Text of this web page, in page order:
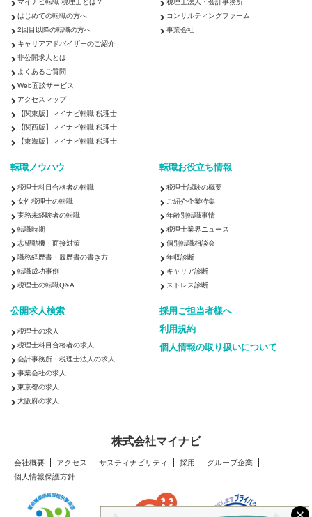
マイナビ転職 税理士とは？
はじめての転職の方へ
2回目以降の転職の方へ
キャリアアドバイザーのご紹介
非公開求人とは
よくあるご質問
Web面談サービス
アクセスマップ
【関東版】マイナビ転職 税理士
【関西版】マイナビ転職 税理士
【東海版】マイナビ転職 税理士
税理士法人・会計事務所
コンサルティングファーム
事業会社
転職ノウハウ
税理士科目合格者の転職
女性税理士の転職
実務未経験者の転職
転職時期
志望動機・面接対策
職務経歴書・履歴書の書き方
転職成功事例
税理士の転職Q&A
転職お役立ち情報
税理士試験の概要
ご紹介企業特集
年齢別転職事情
税理士業界ニュース
個別転職相談会
年収診断
キャリア診断
ストレス診断
公開求人検索
税理士の求人
税理士科目合格者の求人
会計事務所・税理士法人の求人
事業会社の求人
東京都の求人
大阪府の求人
採用ご担当者様へ
利用規約
個人情報の取り扱いについて
株式会社マイナビ
会社概要 アクセス サスティナビリティ 採用
グループ企業
個人情報保護方針